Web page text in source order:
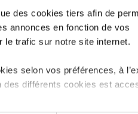
des cookies tiers afin de
annonces en fonction de vos
le trafic sur notre site internet.
selon vos préférences, à
différents cookies est
à l’économie
à
la MeSIS se veut être le
sociale et/ou sociétale
Women et
City Incubator,